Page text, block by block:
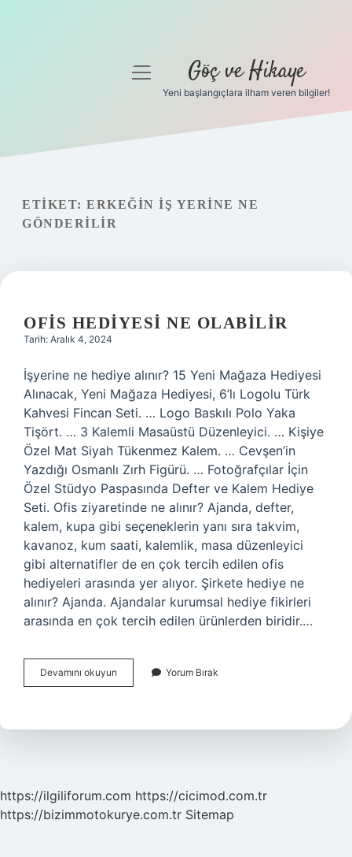
Gizlilik Politikası
Hakkımızda
menüyü
Göç ve Hikaye
Yeni başlangıçlara ilham veren bilgiler!
ETIKET: ERKEĞIN IŞ YERINE NE
GÖNDERILIR
OFIS HEDIYESI NE OLABILIR
Tarih: Aralık 4, 2024
İşyerine ne hediye alınır? 15 Yeni Mağaza Hediyesi
Alınacak, Yeni Mağaza Hediyesi, 6’lı Logolu Türk
Kahvesi Fincan Seti. … Logo Baskılı Polo Yaka
Tişört. … 3 Kalemli Masaüstü Düzenleyici. … Kişiye
Özel Mat Siyah Tükenmez Kalem. … Cevşen’in
Yazdığı Osmanlı Zırh Figürü. … Fotoğrafçılar İçin
Özel Stüdyo Paspasında Defter ve Kalem Hediye
Seti. Ofis ziyaretinde ne alınır? Ajanda, defter,
kalem, kupa gibi seçeneklerin yanı sıra takvim,
kavanoz, kum saati, kalemlik, masa düzenleyici
gibi alternatifler de en çok tercih edilen ofis
hediyeleri arasında yer alıyor. Şirkete hediye ne
alınır? Ajanda. Ajandalar kurumsal hediye fikirleri
arasında en çok tercih edilen ürünlerden biridir.…
Devamını okuyun
Hediyesi
Yorum Bırak
https://ilgiliforum.com https://cicimod.com.tr
https://bizimmotokurye.com.tr Sitemap